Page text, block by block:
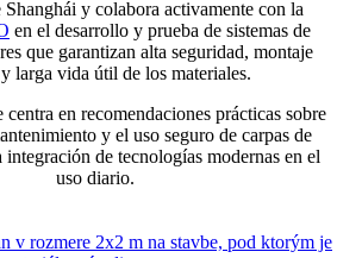
y colabora activamente con la
en el desarrollo y prueba de sistemas de
que garantizan alta seguridad, montaje
larga vida útil de los materiales.
centra en recomendaciones prácticas sobre
y el uso seguro de carpas de
de tecnologías modernas en el
uso diario.